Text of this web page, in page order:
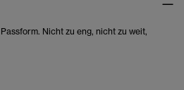
Nicht zu eng, nicht zu weit,